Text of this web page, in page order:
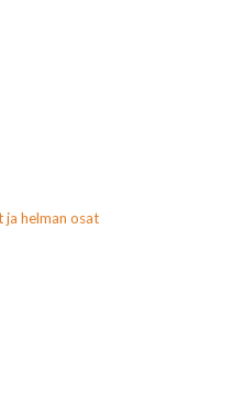
ja helman osat